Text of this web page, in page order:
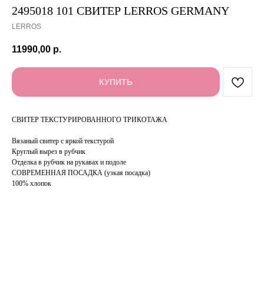
2495018 101 СВИТЕР LERROS GERMANY
LERROS
11990,00 р.
КУПИТЬ
СВИТЕР ТЕКСТУРИРОВАННОГО ТРИКОТАЖА
Вязаный свитер с яркой текстурой
Круглый вырез в рубчик
Отделка в рубчик на рукавах и подоле
СОВРЕМЕННАЯ ПОСАДКА (узкая посадка)
100% хлопок